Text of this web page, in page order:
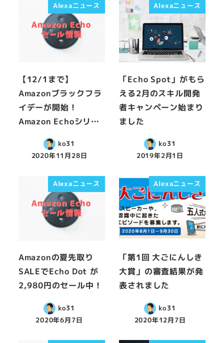
Alexaニュース
【12/1まで】
Amazonブラックフラ
イデーが開始！
Amazon Echoシリ…
ko31
2020年11月28日
Alexaニュース
「Echo Spot」がもら
える2月のスキル開発
者キャンペーン始まり
ました
ko31
2019年2月1日
Alexaニュース
Amazonの夏先取り
SALEでEcho Dot が
2,980円のセール中！
ko31
2020年6月7日
Alexaニュース
「第1回 大ごにんしき
大賞」の審査結果が発
表されました
ko31
2020年12月7日